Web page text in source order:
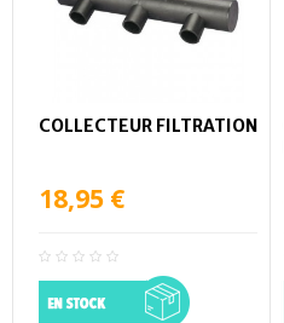
COLLECTEUR FILTRATION
18,95 €